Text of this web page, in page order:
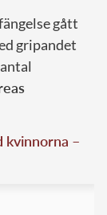
gått
gripandet
kvinnorna –